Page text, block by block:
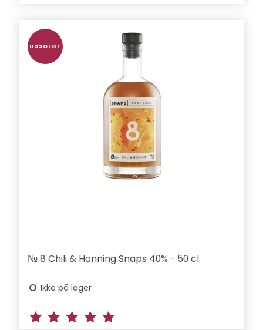
UDSOLGT
№ 8 Chili & Honning Snaps 40% - 50 cl
Ikke på lager